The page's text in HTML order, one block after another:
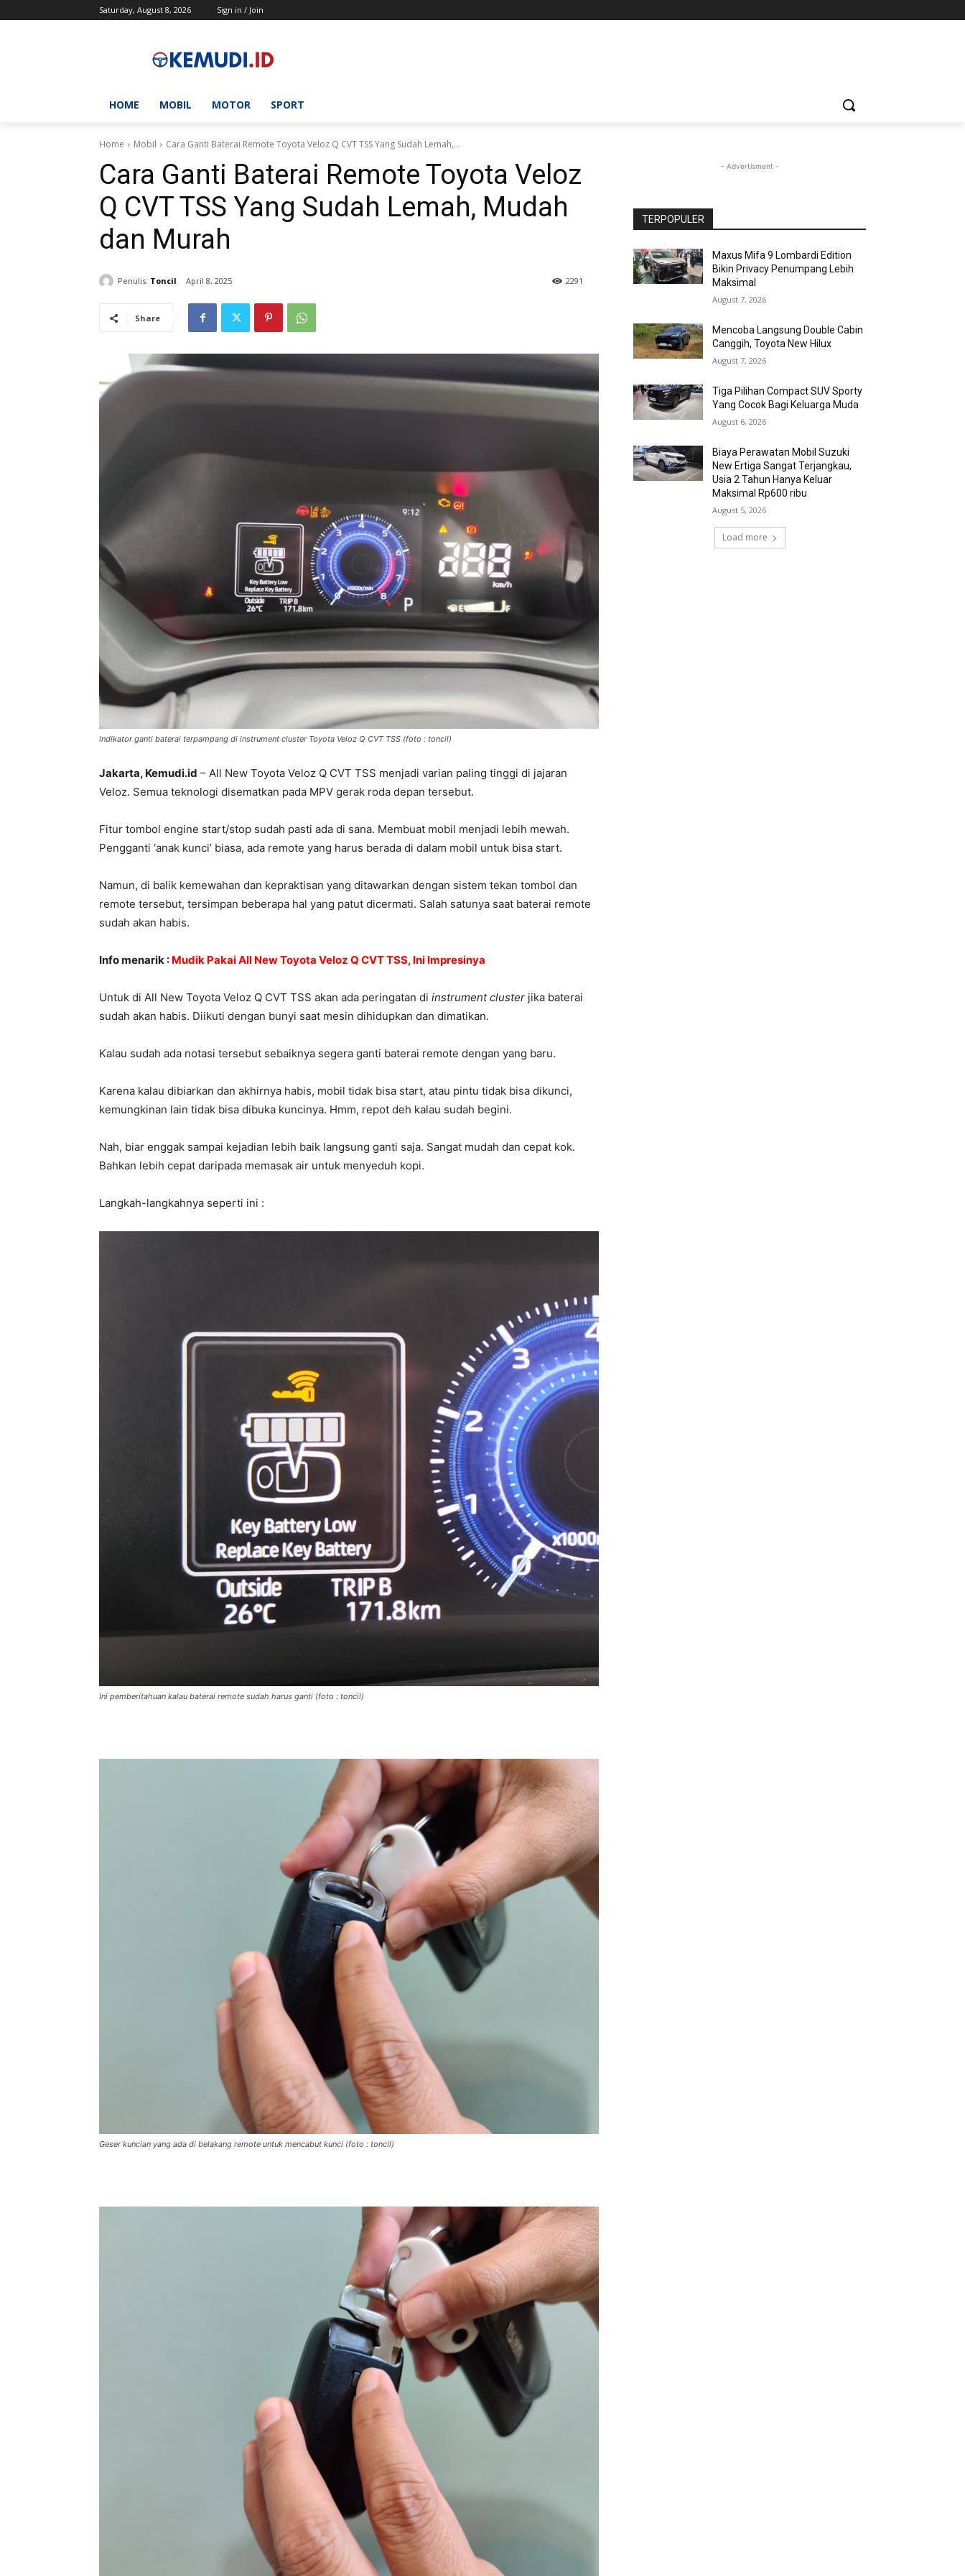
Saturday, August 8, 2026 Sign in / Join
HOME MOBIL MOTOR SPORT
Home Mobil Cara Ganti Baterai Remote Toyota Veloz Q CVT TSS Yang Sudah Lemah,...
Cara Ganti Baterai Remote Toyota Veloz
Q CVT TSS Yang Sudah Lemah, Mudah
dan Murah
Penulis: Toncil April 8, 2025 2291
Share
Indikator ganti baterai terpampang di instrument cluster Toyota Veloz Q CVT TSS (foto : toncil)
Jakarta, Kemudi.id – All New Toyota Veloz Q CVT TSS menjadi varian paling tinggi di jajaran
Veloz. Semua teknologi disematkan pada MPV gerak roda depan tersebut.
Fitur tombol engine start/stop sudah pasti ada di sana. Membuat mobil menjadi lebih mewah.
Pengganti ‘anak kunci’ biasa, ada remote yang harus berada di dalam mobil untuk bisa start.
Namun, di balik kemewahan dan kepraktisan yang ditawarkan dengan sistem tekan tombol dan
remote tersebut, tersimpan beberapa hal yang patut dicermati. Salah satunya saat baterai remote
sudah akan habis.
Info menarik : Mudik Pakai All New Toyota Veloz Q CVT TSS, Ini Impresinya
Untuk di All New Toyota Veloz Q CVT TSS akan ada peringatan di instrument cluster jika baterai
sudah akan habis. Diikuti dengan bunyi saat mesin dihidupkan dan dimatikan.
Kalau sudah ada notasi tersebut sebaiknya segera ganti baterai remote dengan yang baru.
Karena kalau dibiarkan dan akhirnya habis, mobil tidak bisa start, atau pintu tidak bisa dikunci,
kemungkinan lain tidak bisa dibuka kuncinya. Hmm, repot deh kalau sudah begini.
Nah, biar enggak sampai kejadian lebih baik langsung ganti saja. Sangat mudah dan cepat kok.
Bahkan lebih cepat daripada memasak air untuk menyeduh kopi.
Langkah-langkahnya seperti ini :
Ini pemberitahuan kalau baterai remote sudah harus ganti (foto : toncil)
Geser kuncian yang ada di belakang remote untuk mencabut kunci (foto : toncil)
- Advertisment -
TERPOPULER
Maxus Mifa 9 Lombardi Edition
Bikin Privacy Penumpang Lebih
Maksimal
August 7, 2026
Mencoba Langsung Double Cabin
Canggih, Toyota New Hilux
August 7, 2026
Tiga Pilihan Compact SUV Sporty
Yang Cocok Bagi Keluarga Muda
August 6, 2026
Biaya Perawatan Mobil Suzuki
New Ertiga Sangat Terjangkau,
Usia 2 Tahun Hanya Keluar
Maksimal Rp600 ribu
August 5, 2026
Load more